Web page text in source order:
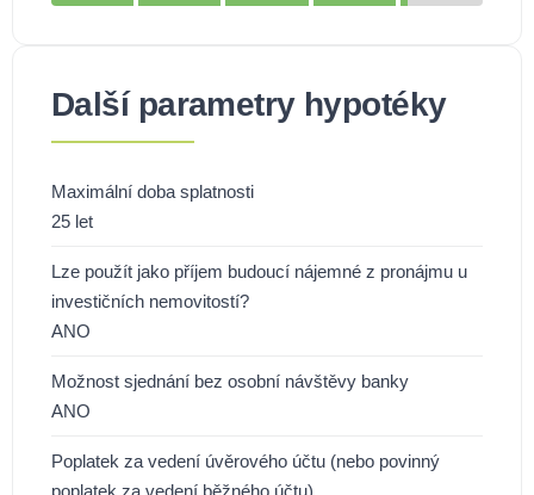
Další parametry hypotéky
Maximální doba splatnosti
25 let
Lze použít jako příjem budoucí nájemné z pronájmu u
investičních nemovitostí?
ANO
Možnost sjednání bez osobní návštěvy banky
ANO
Poplatek za vedení úvěrového účtu (nebo povinný
poplatek za vedení běžného účtu)